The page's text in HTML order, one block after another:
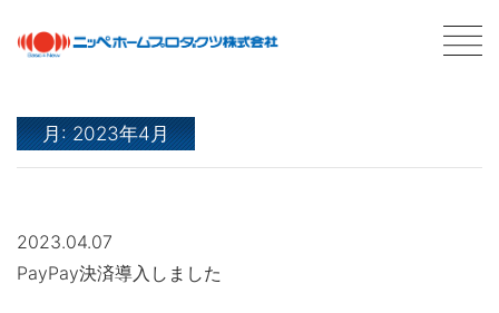
商品情報
月:2023年4月
2023.04.07
PayPay決済導入しました